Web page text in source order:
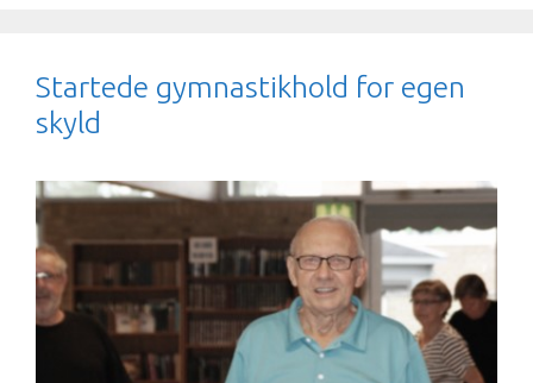
Startede gymnastikhold for egen
skyld